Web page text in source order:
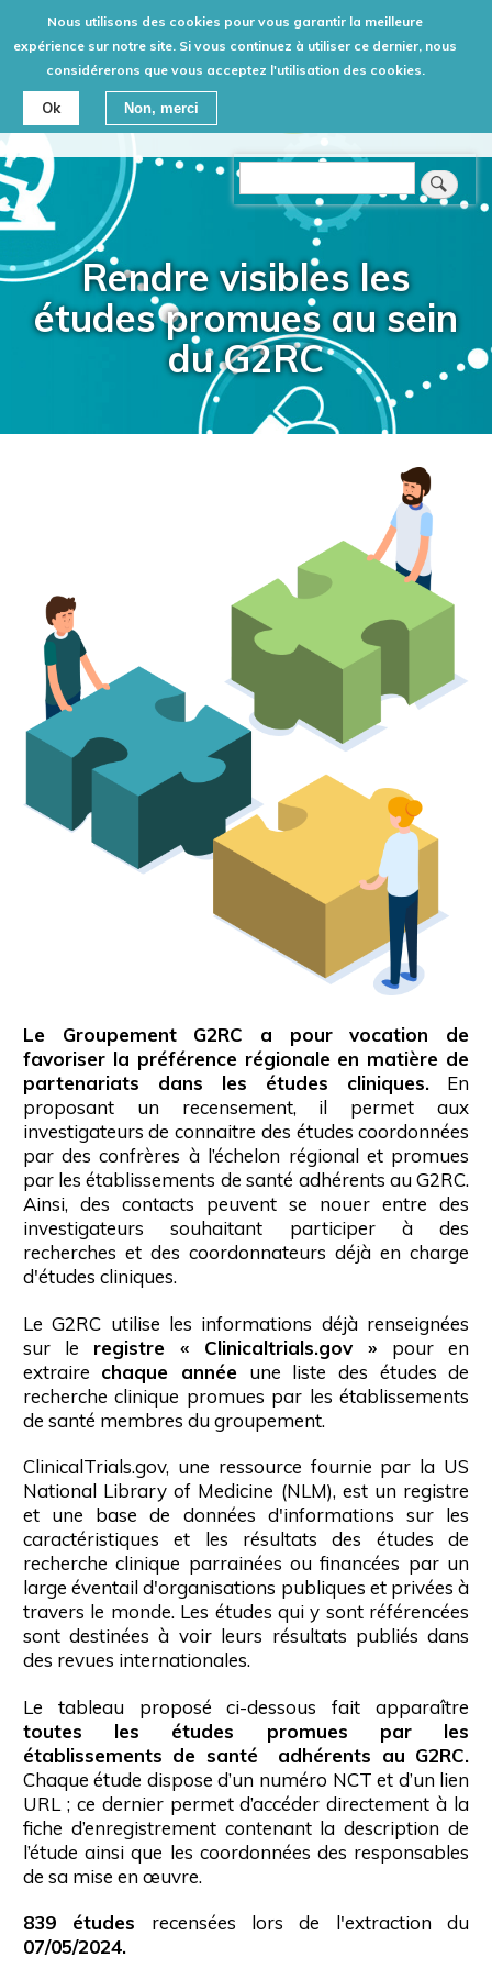
Nous utilisons des cookies pour vous garantir la meilleure
expérience sur notre site. Si vous continuez à utiliser ce dernier, nous
considérerons que vous acceptez l'utilisation des cookies.
Ok Non, merci
Aller
au
contenu
Rechercher
Retour
Rendre visibles les
études promues au sein
du G2RC
Le Groupement G2RC a pour vocation de
favoriser la préférence régionale en matière de
partenariats dans les études cliniques. En
proposant un recensement, il permet aux
investigateurs de connaitre des études coordonnées
par des confrères à l’échelon régional et promues
par les établissements de santé adhérents au G2RC.
Ainsi, des contacts peuvent se nouer entre des
investigateurs souhaitant participer à des
recherches et des coordonnateurs déjà en charge
d'études cliniques.
Le G2RC utilise les informations déjà renseignées
sur le registre « Clinicaltrials.gov » pour en
extraire chaque année une liste des études de
recherche clinique promues par les établissements
de santé membres du groupement.
ClinicalTrials.gov, une ressource fournie par la US
National Library of Medicine (NLM), est un registre
et une base de données d'informations sur les
caractéristiques et les résultats des études de
recherche clinique parrainées ou financées par un
large éventail d'organisations publiques et privées à
travers le monde. Les études qui y sont référencées
sont destinées à voir leurs résultats publiés dans
des revues internationales.
Le tableau proposé ci-dessous fait apparaître
toutes les études promues par les
établissements de santé adhérents au G2RC.
Chaque étude dispose d’un numéro NCT et d’un lien
URL ; ce dernier permet d’accéder directement à la
fiche d’enregistrement contenant la description de
l’étude ainsi que les coordonnées des responsables
de sa mise en œuvre.
839 études recensées lors de l'extraction du
07/05/2024.